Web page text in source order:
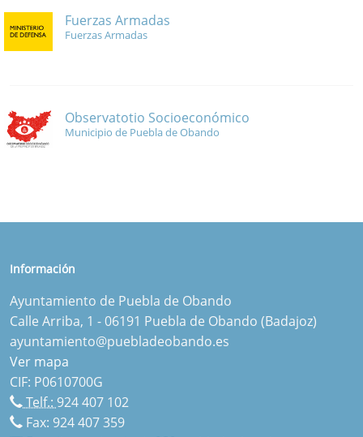
Fuerzas Armadas
Fuerzas Armadas
Observatotio Socioeconómico
Municipio de Puebla de Obando
Información
Ayuntamiento de Puebla de Obando
Calle Arriba, 1 - 06191 Puebla de Obando (Badajoz)
ayuntamiento@puebladeobando.es
Ver mapa
CIF: P0610700G
Telf.: 924 407 102
Fax: 924 407 359